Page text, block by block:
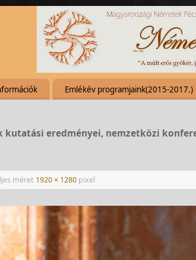
Emlékév programjaink(2015-2017.)
eredményei, nemzetközi
méret 1920 × 1280 pixel